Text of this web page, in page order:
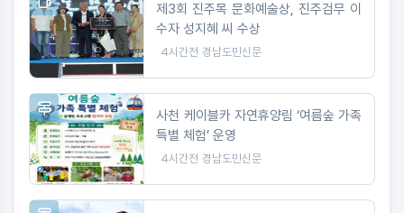
제3회 진주목 문화예술상, 진주검무 이
수자 성지혜 씨 수상
4시간전 경남도민신문
사천 케이블카 자연휴양림 ‘여름숲 가족
특별 체험’ 운영
4시간전 경남도민신문